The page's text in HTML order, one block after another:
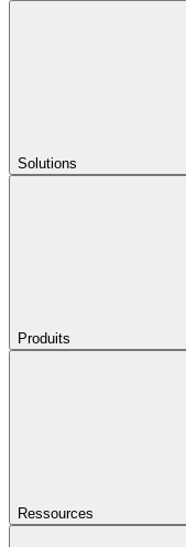
Solutions
Produits
Ressources